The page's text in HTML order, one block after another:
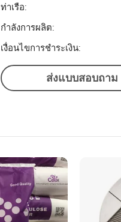
ท่าเรือ:
กำลังการผลิต:
เงื่อนไขการชำระเงิน:
ส่งแบบสอบถาม